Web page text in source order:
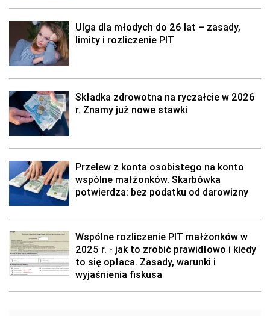
Ulga dla młodych do 26 lat – zasady,
limity i rozliczenie PIT
Składka zdrowotna na ryczałcie w 2026
r. Znamy już nowe stawki
Przelew z konta osobistego na konto
wspólne małżonków. Skarbówka
potwierdza: bez podatku od darowizny
Wspólne rozliczenie PIT małżonków w
2025 r. - jak to zrobić prawidłowo i kiedy
to się opłaca. Zasady, warunki i
wyjaśnienia fiskusa